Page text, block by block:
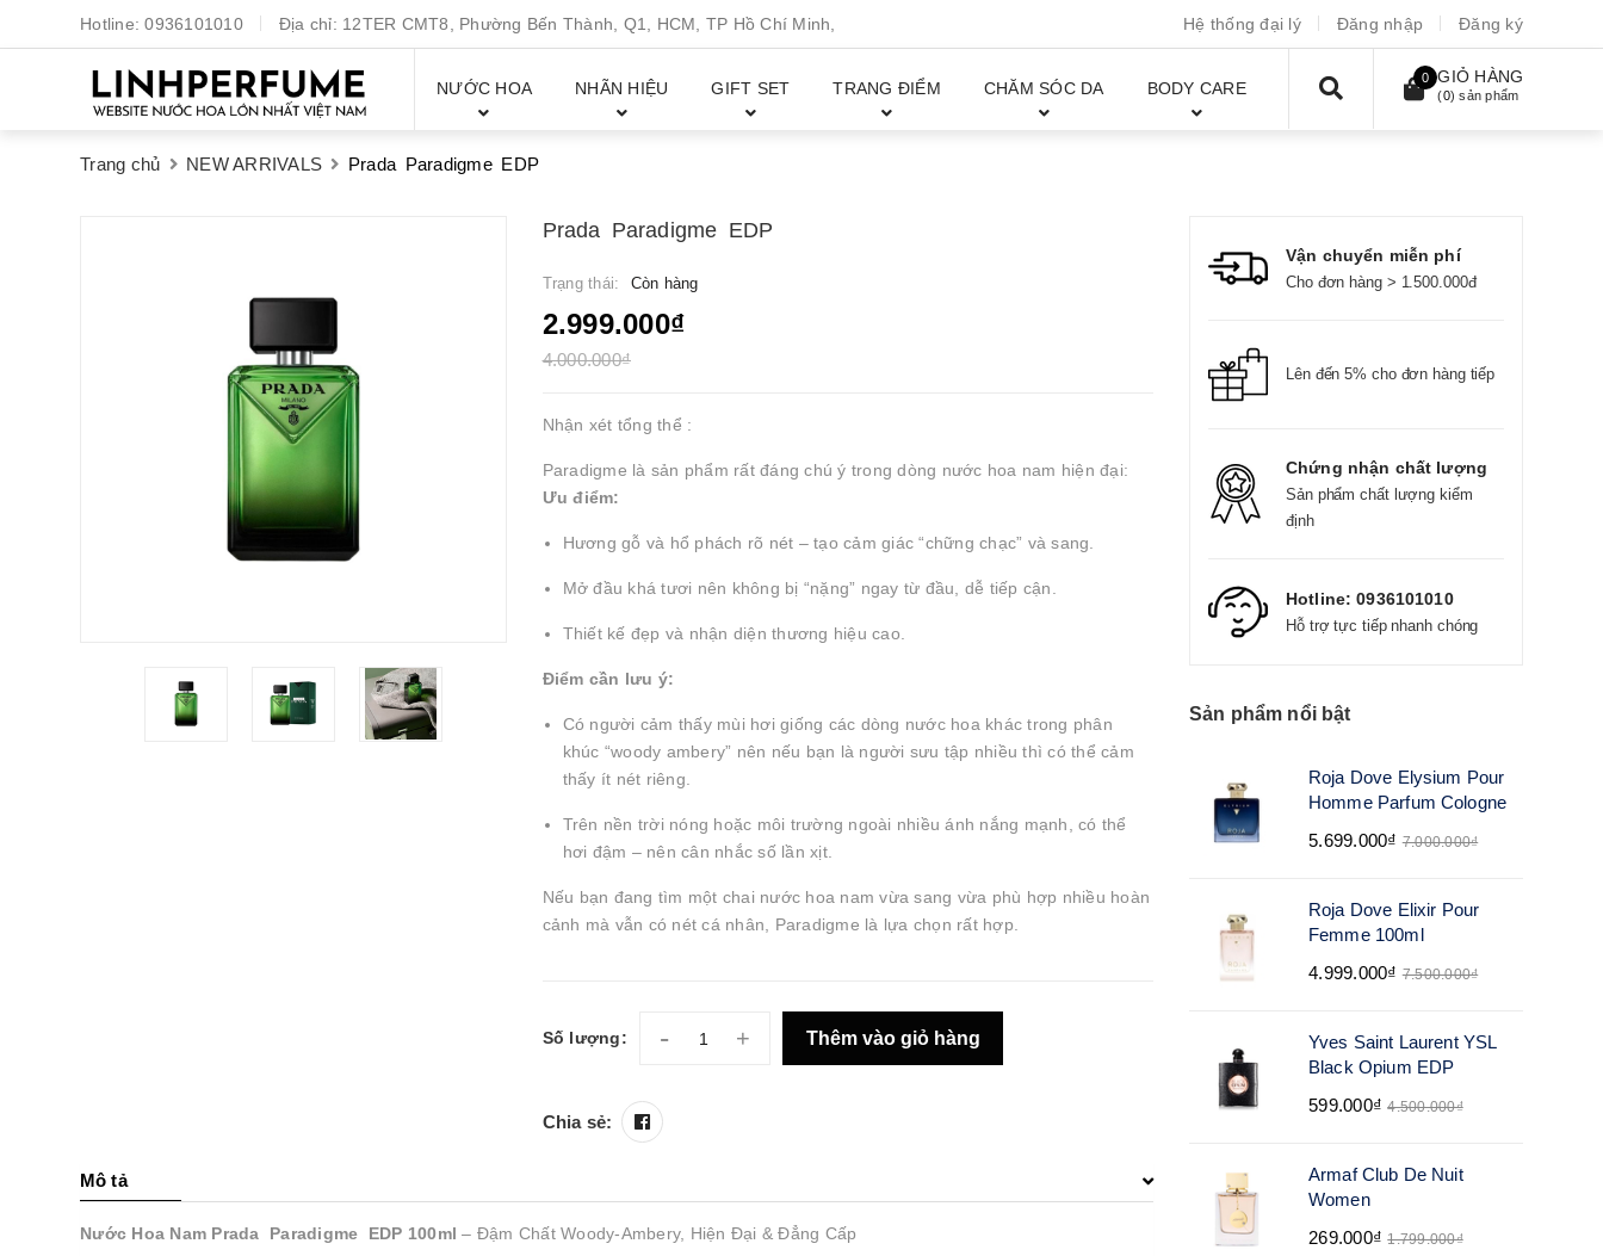
Hotline:0936101010 Địa chỉ: 12TER CMT8, Phường Bến Thành, Q1, HCM, TP Hồ Chí Minh, Hệ thống đại lý Đăng nhập Đăng ký
NƯỚC HOA NHÃN HIỆU GIFT SET TRANG ĐIỂM CHĂM SÓC DA BODY CARE
0 GIỎ HÀNG
(0) sản phẩm
Trang chủ NEW ARRIVALS Prada Paradigme EDP
Prada Paradigme EDP
Trạng thái: Còn hàng
2.999.000₫
4.000.000₫
Nhận xét tổng thể :
Paradigme là sản phẩm rất đáng chú ý trong dòng nước hoa nam hiện đại:
Ưu điểm:
Hương gỗ và hổ phách rõ nét – tạo cảm giác “chững chạc” và sang.
Mở đầu khá tươi nên không bị “nặng” ngay từ đầu, dễ tiếp cận.
Thiết kế đẹp và nhận diện thương hiệu cao.
Điểm cần lưu ý:
Có người cảm thấy mùi hơi giống các dòng nước hoa khác trong phân
khúc “woody ambery” nên nếu bạn là người sưu tập nhiều thì có thể cảm
thấy ít nét riêng.
Trên nền trời nóng hoặc môi trường ngoài nhiều ánh nắng mạnh, có thể
hơi đậm – nên cân nhắc số lần xịt.
Nếu bạn đang tìm một chai nước hoa nam vừa sang vừa phù hợp nhiều hoàn
cảnh mà vẫn có nét cá nhân, Paradigme là lựa chọn rất hợp.
Số lượng: - + Thêm vào giỏ hàng
Chia sẻ:
Mô tả
Nước Hoa Nam Prada Paradigme EDP 100ml– Đậm Chất Woody-Ambery, Hiện Đại & Đẳng Cấp
Vận chuyển miễn phí
Cho đơn hàng > 1.500.000đ
Lên đến 5% cho đơn hàng tiếp
Chứng nhận chất lượng
Sản phẩm chất lượng kiểm
định
Hotline:0936101010
Hỗ trợ tực tiếp nhanh chóng
Sản phẩm nổi bật
Roja Dove Elysium Pour
Homme Parfum Cologne
5.699.000₫ 7.000.000₫
Roja Dove Elixir Pour
Femme 100ml
4.999.000₫ 7.500.000₫
Yves Saint Laurent YSL
Black Opium EDP
599.000₫ 4.500.000₫
Armaf Club De Nuit
Women
269.000₫ 1.799.000₫